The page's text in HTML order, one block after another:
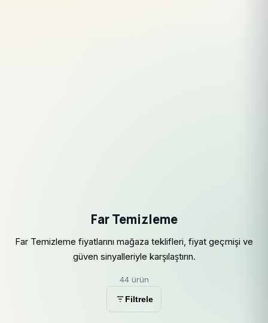
Far Temizleme
Far Temizleme fiyatlarını mağaza teklifleri, fiyat geçmişi ve
güven sinyalleriyle karşılaştırın.
44 ürün
Filtrele